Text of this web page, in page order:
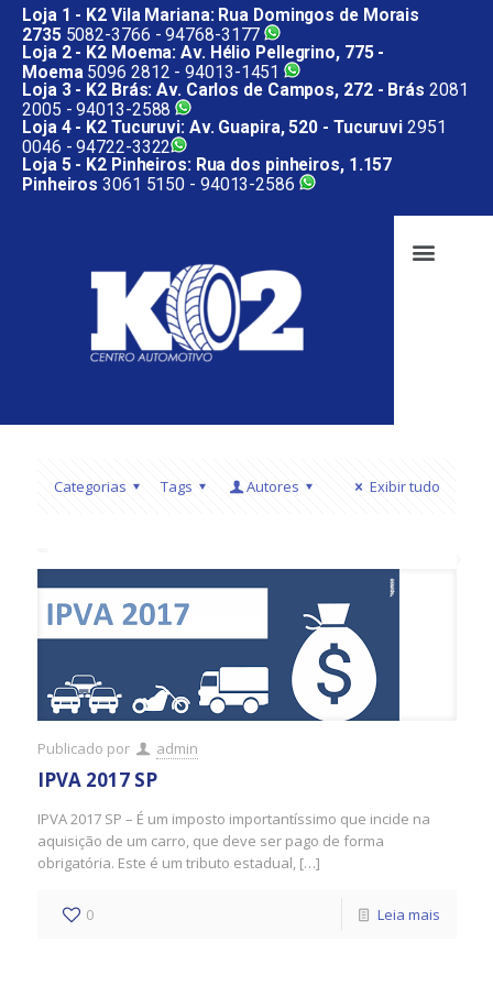
Loja 1 - K2 Vila Mariana: Rua Domingos de Morais
27355082-3766 -94768-3177
Loja 2 - K2 Moema: Av. Hélio Pellegrino, 775 -
Moema5096 2812 -94013-1451
Loja 3 - K2 Brás: Av. Carlos de Campos, 272 - Brás 2081
2005 -94013-2588
Loja 4 - K2 Tucuruvi: Av. Guapira, 520 - Tucuruvi 2951
0046 -94722-3322
Loja 5 - K2 Pinheiros: Rua dos pinheiros, 1.157
Pinheiros 3061 5150 - 94013-2586
Categorias Tags Autores Exibir tudo
Publicado por admin
IPVA 2017 SP
IPVA 2017 SP – É um imposto importantíssimo que incide na
aquisição de um carro, que deve ser pago de forma
obrigatória. Este é um tributo estadual, […]
0 Leia mais